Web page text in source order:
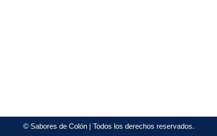
©Sabores de Colón| Todos los derechos reservados.